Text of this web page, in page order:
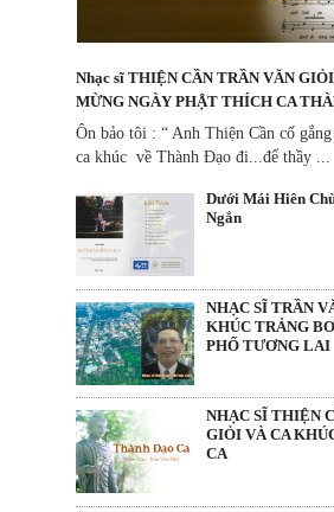
Nhạc sĩ THIỆN CẦN TRẦN VĂN
MỪNG NGÀY PHẬT THÍCH CA
Ôn bảo tôi : “ Anh Thiện Cần cố
ca khúc về Thành Đạo đi...để thầy ...
Dưới Mái Hiên
Ngắn
NHẠC SĨ TRẦN
KHÚC TRẢNG
PHỐ TƯƠNG LAI
NHẠC SĨ THIỆN
GIỎI VÀ CA
CA